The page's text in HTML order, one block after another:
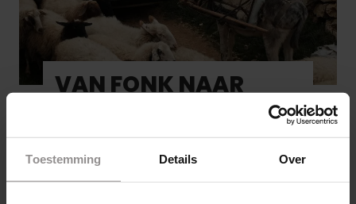
Toestemming Details Over
c
h
t
A
R
F
L
VAN FONK NAAR
PALESTINA FONDS